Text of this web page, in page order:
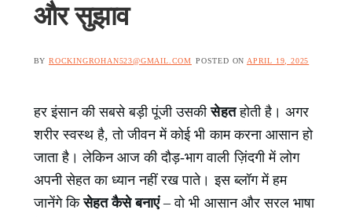
और सुझाव
BY ROCKINGROHAN523@GMAIL.COM POSTED ON APRIL 19, 2025
हर इंसान की सबसे बड़ी पूंजी उसकीसेहतहोती है। अगर
शरीर स्वस्थ है, तो जीवन में कोई भी काम करना आसान हो
जाता है। लेकिन आज की दौड़-भाग वाली ज़िंदगी में लोग
अपनी सेहत का ध्यान नहीं रख पाते। इस ब्लॉग में हम
जानेंगे किसेहत कैसे बनाएं– वो भी आसान और सरल भाषा